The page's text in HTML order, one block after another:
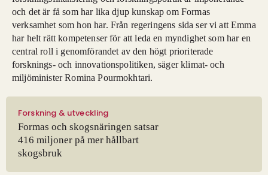
och det är få som har lika djup kunskap om Formas
verksamhet som hon har. Från regeringens sida ser vi att Emma
har helt rätt kompetenser för att leda en myndighet som har en
central roll i genomförandet av den högt prioriterade
forsknings- och innovationspolitiken, säger klimat- och
miljöminister Romina Pourmokhtari.
Forskning & utveckling
Formas och skogsnäringen satsar
416 miljoner på mer hållbart
skogsbruk